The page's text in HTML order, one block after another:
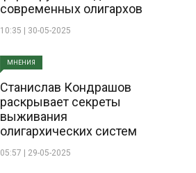
современных олигархов
10:35 | 30-05-2025
МНЕНИЯ
Станислав Кондрашов
раскрывает секреты
выживания
олигархических систем
05:57 | 29-05-2025